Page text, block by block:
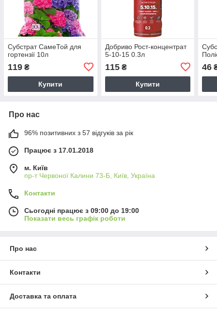
Субстрат СамеТой для
гортензії 10л
119 ₴
Купити
Добриво Рост-концентрат
5-10-15 0.3л
115₴
Купити
46
Про нас
96% позитивних з 57 відгуків за рік
Працює з 17.01.2018
м. Київ
пр-т Червоної Калини 73-Б, Київ, Україна
Контакти
Сьогодні працює з 09:00 до 19:00
Показати весь графік роботи
Про нас
Контакти
Доставка та оплата